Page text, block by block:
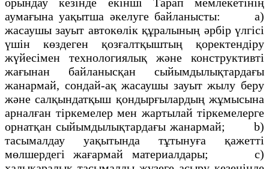
аумағына уақытша әкелуге байланысты: а)
жасаушы зауыт автокөлік құралының әрбір үлгісі
үшін көздеген қозғалтқыштың қоректендіру
жүйесімен технологиялық және конструктивті
жағынан байланысқан сыйымдылықтардағы
жанармай, сондай-ақ жасаушы зауыт жылу беру
және салқындатқыш қондырғылардың жұмысына
арналған тіркемелер мен жартылай тіркемелерге
орнатқан сыйымдылықтардағы жанармай; b)
тасымалдау уақытында тұтынуға қажетті
мөлшердегі жағармай материалдары; c)